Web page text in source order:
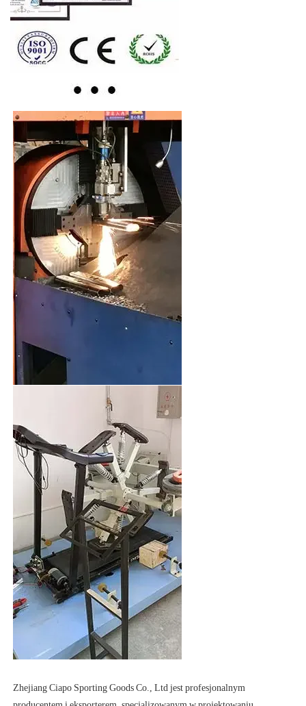
Zhejiang Ciapo Sporting Goods Co., Ltd jest profesjonalnym